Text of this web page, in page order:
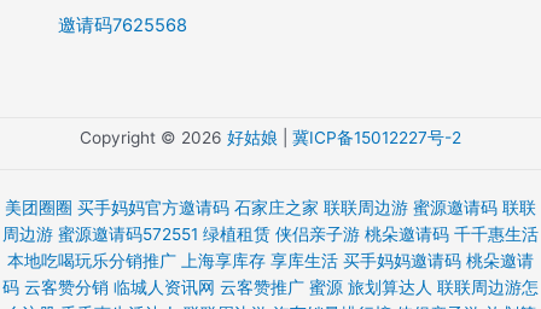
邀请码7625568
Copyright © 2026 好姑娘 冀ICP备15012227号-2
美团圈圈 买手妈妈官方邀请码 石家庄之家 联联周边游 蜜源邀请码 联联
周边游 蜜源邀请码572551 绿植租赁 侠侣亲子游 桃朵邀请码 千千惠生活
本地吃喝玩乐分销推广
上海享库存 享库生活 买手妈妈邀请码 桃朵邀请
码 云客赞分销 临城人资讯网 云客赞推广 蜜源 旅划算达人 联联周边游怎